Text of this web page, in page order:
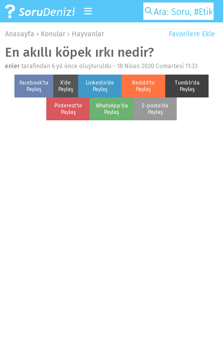
Favorilere Ekle
Anasayfa › Konular › Hayvanlar
En akıllı köpek ırkı nedir?
enler tarafından 6 yıl önce oluşturuldu - 18 Nisan 2020 Cumartesi 11:33
Facebook'ta
Paylaş
X'de
Paylaş
Linkedin'de
Paylaş
Reddit'te
Paylaş
Tumblr'da
Paylaş
Pinterest'te
Paylaş
WhatsApp'da
Paylaş
E-posta'da
Paylaş